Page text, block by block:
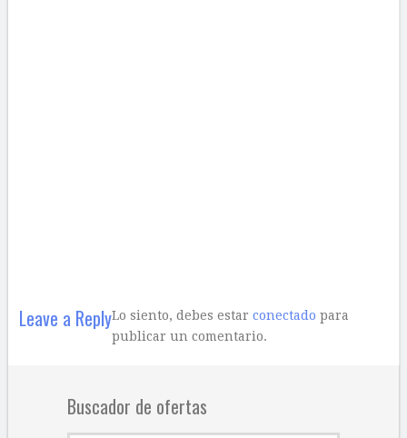
Leave a ReplyLo siento, debes estar conectado para
publicar un comentario.
Buscador de ofertas